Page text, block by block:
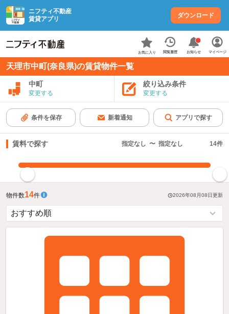
ニフティ不動産
賃貸アプリ
ダウンロード
お気に入り 閲覧履歴 お知らせ マイページ
天理市中町(奈良県)の賃貸物件一覧
中町
変更する
絞り込み条件
変更する
条件を保存 新着通知 アプリで探す
賃料で探す 指定なし 〜 指定なし 14件
物件数14件 2026年08月08日更新